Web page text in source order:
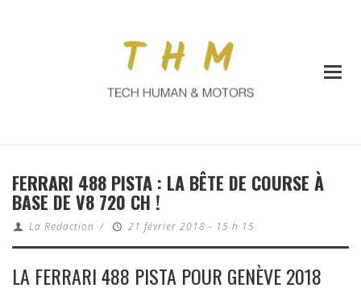
FERRARI 488 PISTA : LA BÊTE DE COURSE À
BASE DE V8 720 CH !
La Redaction / 21 février 2018 - 15 h 15
LA FERRARI 488 PISTA POUR GENÈVE 2018